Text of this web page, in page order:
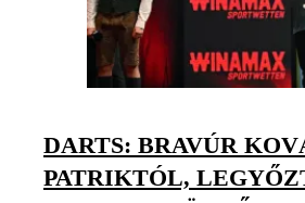
DARTS: BRAVÚR
PATRIKTÓL,